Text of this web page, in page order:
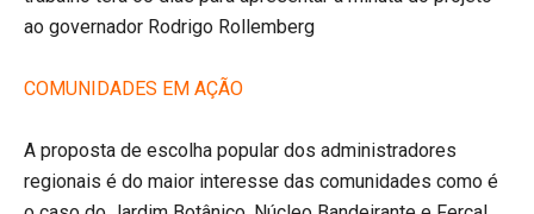
ao governador Rodrigo Rollemberg
COMUNIDADES EM AÇÃO
A proposta de escolha popular dos administradores
regionais é do maior interesse das comunidades como é